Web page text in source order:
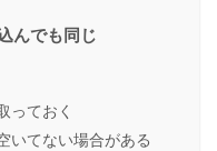
んでも同じ
っておく
いてない場合がある